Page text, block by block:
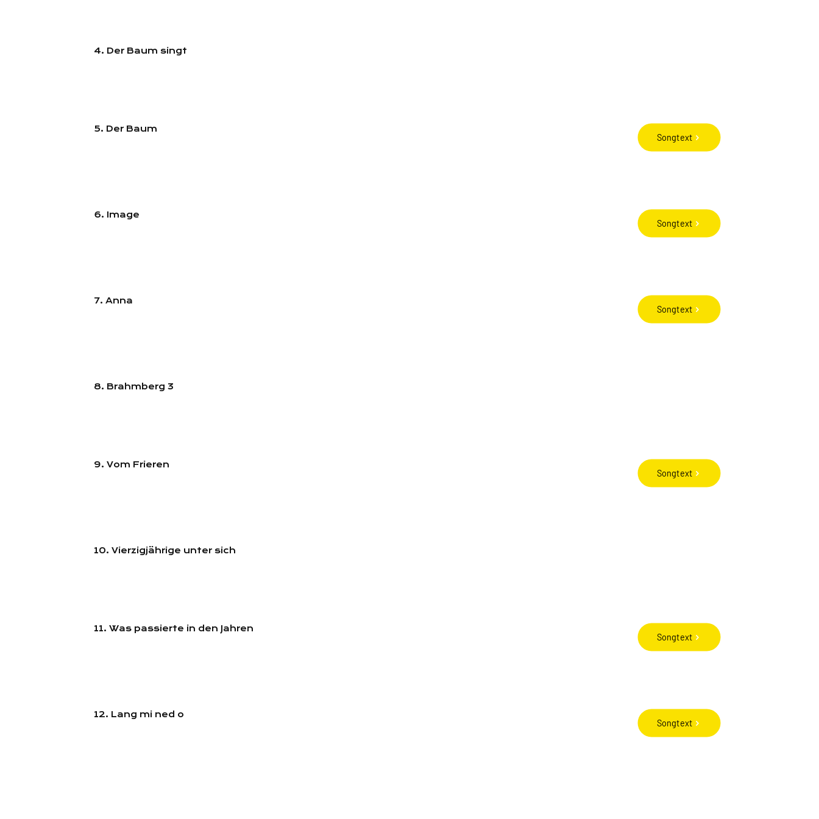
4. Der Baum singt
5. Der Baum
Songtext
6. Image
Songtext
7. Anna
Songtext
8. Brahmberg 3
9. Vom Frieren
Songtext
10. Vierzigjährige unter sich
11. Was passierte in den Jahren
Songtext
12. Lang mi ned o
Songtext